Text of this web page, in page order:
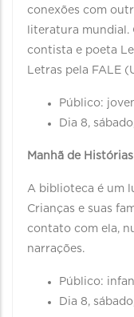
conexões com
literatura mundial.
contista e poeta
Letras pela FALE
Público:
Dia 8,
Manhã de Histórias
A biblioteca é um
Crianças e suas
contato com ela,
narrações.
Público:
Dia 8,